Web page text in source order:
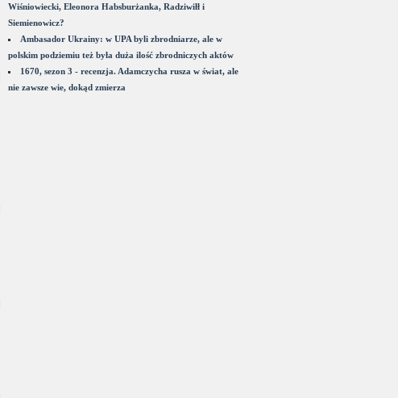
Wiśniowiecki, Eleonora Habsburżanka, Radziwiłł i
Siemienowicz?
Ambasador Ukrainy: w UPA byli zbrodniarze, ale w
polskim podziemiu też była duża ilość zbrodniczych aktów
1670, sezon 3 - recenzja. Adamczycha rusza w świat, ale
nie zawsze wie, dokąd zmierza